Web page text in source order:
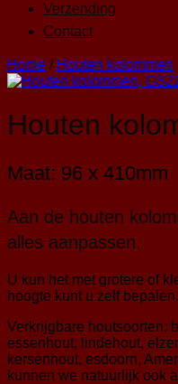
Verzending
Contact
Home / Houten kolommen
Houten
Maat: 96 x 410mm
Aan de houten
alles aanpassen.
U kun het met grotere of
hoogte kunt u zelf bepalen.
Verkrijgbare houtsoorten:
essenhout, lindehout,
kersenhout, esdoorn,
kunnen we natuurlijk ook